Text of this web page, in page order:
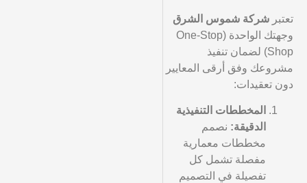
تعتبر شركة شموس الشرق
وجهتك الواحدة (One-Stop
Shop) لضمان تنفيذ
مشروعك وفق أرقى المعايير
دون تعقيدات:
المخططات التنفيذية
الدقيقة: نصمم
مخططات معمارية
مفصلة تشمل كل
تفصيلة في التصميم